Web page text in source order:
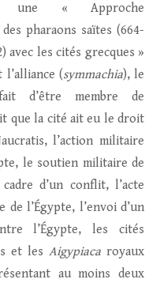
une « Approche
pharaons saïtes (664-
avec les cités grecques »
l’alliance (symmachia), le
d’être membre de
que la cité ait eu le droit
l’action militaire
le soutien militaire de
d’un conflit, l’acte
l’Égypte, l’envoi d’un
l’Égypte, les cités
et les Aigypiaca royaux
au moins deux